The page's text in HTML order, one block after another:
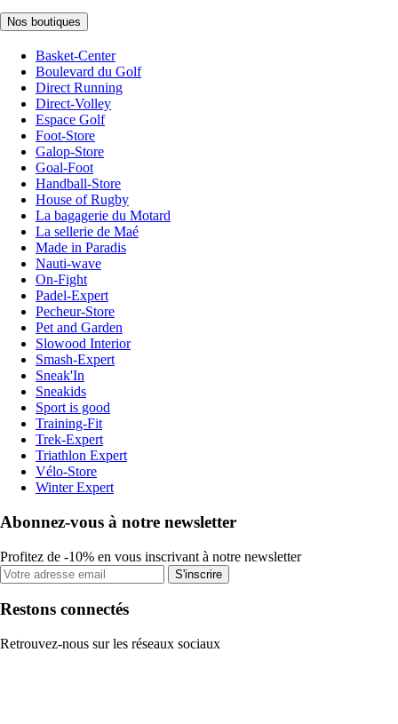
Nos boutiques
Basket-Center
Boulevard du Golf
Direct Running
Direct-Volley
Espace Golf
Foot-Store
Galop-Store
Goal-Foot
Handball-Store
House of Rugby
La bagagerie du Motard
La sellerie de Maé
Made in Paradis
Nauti-wave
On-Fight
Padel-Expert
Pecheur-Store
Pet and Garden
Slowood Interior
Smash-Expert
Sneak'In
Sneakids
Sport is good
Training-Fit
Trek-Expert
Triathlon Expert
Vélo-Store
Winter Expert
Abonnez-vous à notre newsletter
Profitez de -10% en vous inscrivant à notre newsletter
S'inscrire
Restons connectés
Retrouvez-nous sur les réseaux sociaux